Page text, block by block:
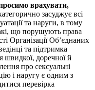
врахувати,
засуджує всі
та наруги, в тому
що порушують права
Організації Об’єднаних
та підтримка
швидкої, доречної й
про сексуальні
і наругу є одним з
перевірка